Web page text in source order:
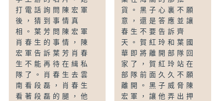
打電話詢問陳宏軍
後，猜到事情真
相。葉芳問陳宏軍
肖春生的事情，陳
宏軍告訴葉芳肖春
生不能再待在緝私
隊了。肖春生去雲
南看段磊，肖春生
看著段磊的腿，他
貨。黑子心裏不願
意，還是答應並讓
春生不要告訴齊
天。賀紅玲和葉國
華即將離開部隊回
家了，賀紅玲站在
部隊前面久久不願
離開。黑子威脅陳
宏軍，讓他弄出押